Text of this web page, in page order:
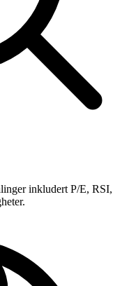
inkludert P/E, RSI,